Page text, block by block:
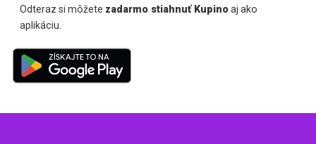
Odteraz si môžete zadarmo stiahnuť Kupinoaj ako
aplikáciu.